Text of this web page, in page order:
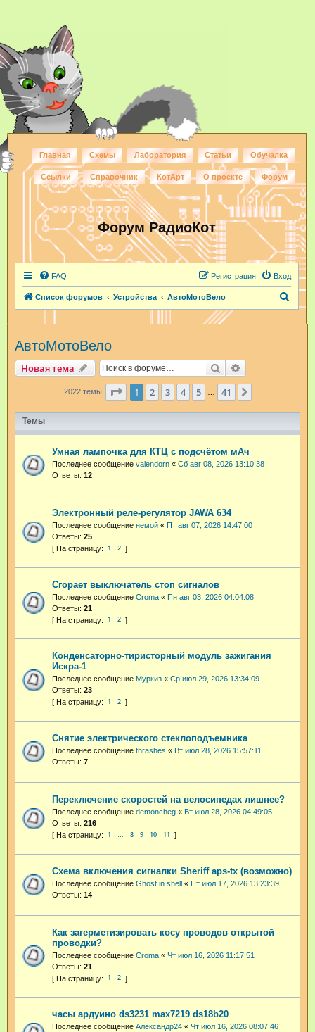
Главная Схемы Лаборатория Статьи Обучалка
Ссылки Справочник КотАрт О проекте Форум
Форум РадиоКот
FAQ Вход
Регистрация
Список форумов Устройства АвтоМотоВело
АвтоМотоВело
Новая тема Поиск
2022 темы Страница из 41
1 2 3 4 5 41
Темы
Умная лампочка для КТЦ с подсчётом мАч
Последнее сообщение valendorn « Сб авг 08, 2026 13:10:38
Ответы: 12
Электронный реле-регулятор JAWA 634
Последнее сообщение немой « Пт авг 07, 2026 14:47:00
Ответы: 25
1 2
Сгорает выключатель стоп сигналов
Последнее сообщение Croma « Пн авг 03, 2026 04:04:08
Ответы: 21
1 2
Конденсаторно-тиристорный модуль зажигания
Искра-1
Последнее сообщение Муркиз « Ср июл 29, 2026 13:34:09
Ответы: 23
1 2
Снятие электрического стеклоподъемника
Последнее сообщение thrashes « Вт июл 28, 2026 15:57:11
Ответы: 7
Переключение скоростей на велосипедах лишнее?
Последнее сообщение demoncheg « Вт июл 28, 2026 04:49:05
Ответы: 216
1 … 8 9 10 11
Схема включения сигналки Sheriff aps-tx (возможно)
Последнее сообщение Ghost in shell « Пт июл 17, 2026 13:23:39
Ответы: 14
Как загерметизировать косу проводов открытой
проводки?
Последнее сообщение Croma « Чт июл 16, 2026 11:17:51
Ответы: 21
1 2
часы ардуино ds3231 max7219 ds18b20
Последнее сообщение Александр24 « Чт июл 16, 2026 08:07:46